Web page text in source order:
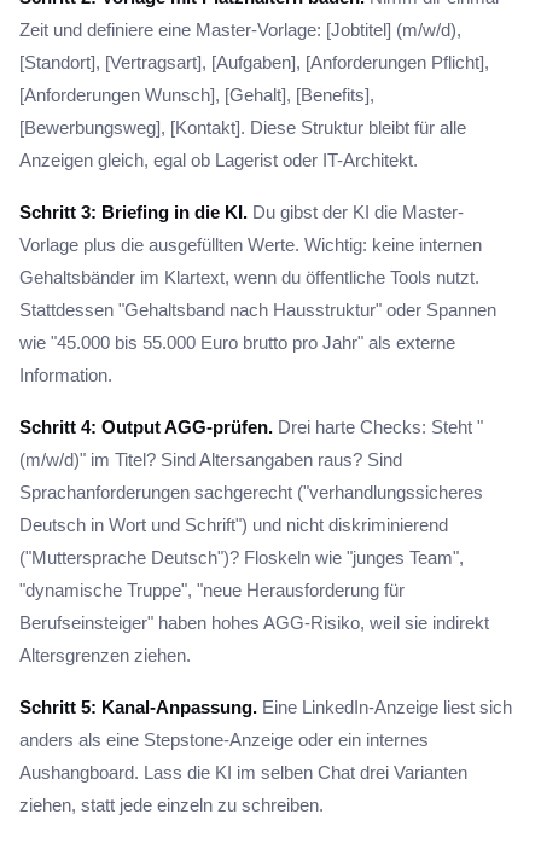
Zeit und definiere eine Master-Vorlage: [Jobtitel] (m/w/d),
[Standort], [Vertragsart], [Aufgaben], [Anforderungen Pflicht],
[Anforderungen Wunsch], [Gehalt], [Benefits],
[Bewerbungsweg], [Kontakt]. Diese Struktur bleibt für alle
Anzeigen gleich, egal ob Lagerist oder IT-Architekt.
Schritt 3: Briefing in die KI. Du gibst der KI die Master-
Vorlage plus die ausgefüllten Werte. Wichtig: keine internen
Gehaltsbänder im Klartext, wenn du öffentliche Tools nutzt.
Stattdessen "Gehaltsband nach Hausstruktur" oder Spannen
wie "45.000 bis 55.000 Euro brutto pro Jahr" als externe
Information.
Schritt 4: Output AGG-prüfen. Drei harte Checks: Steht "
(m/w/d)" im Titel? Sind Altersangaben raus? Sind
Sprachanforderungen sachgerecht ("verhandlungssicheres
Deutsch in Wort und Schrift") und nicht diskriminierend
("Muttersprache Deutsch")? Floskeln wie "junges Team",
"dynamische Truppe", "neue Herausforderung für
Berufseinsteiger" haben hohes AGG-Risiko, weil sie indirekt
Altersgrenzen ziehen.
Schritt 5: Kanal-Anpassung. Eine LinkedIn-Anzeige liest sich
anders als eine Stepstone-Anzeige oder ein internes
Aushangboard. Lass die KI im selben Chat drei Varianten
ziehen, statt jede einzeln zu schreiben.